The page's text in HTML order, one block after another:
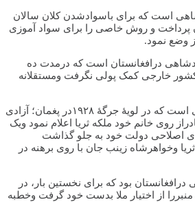
است که برای باسوادشدن کلان سالان
پرداخت و روش خاصی را برای سواد آموزی
درافغانستان است که درمدت ده
خارجی کمک پولی نگرفت ومستقلانه
شاه امان الله،یگانه شاهی است که در لویۀ جرگۀ ۱۹۲۸در پغمان؛ آزادی
روی خانم خود ملکه ثریا اعلام نمود ویک
اصلاحی دولت خود به جلو گذاشت
وخواهرشاه زینب جان با روی برهنه در
درافغانستان بود که برای نخستین بار، در
از اختیار ملا بدست خود گرفت وخطبه